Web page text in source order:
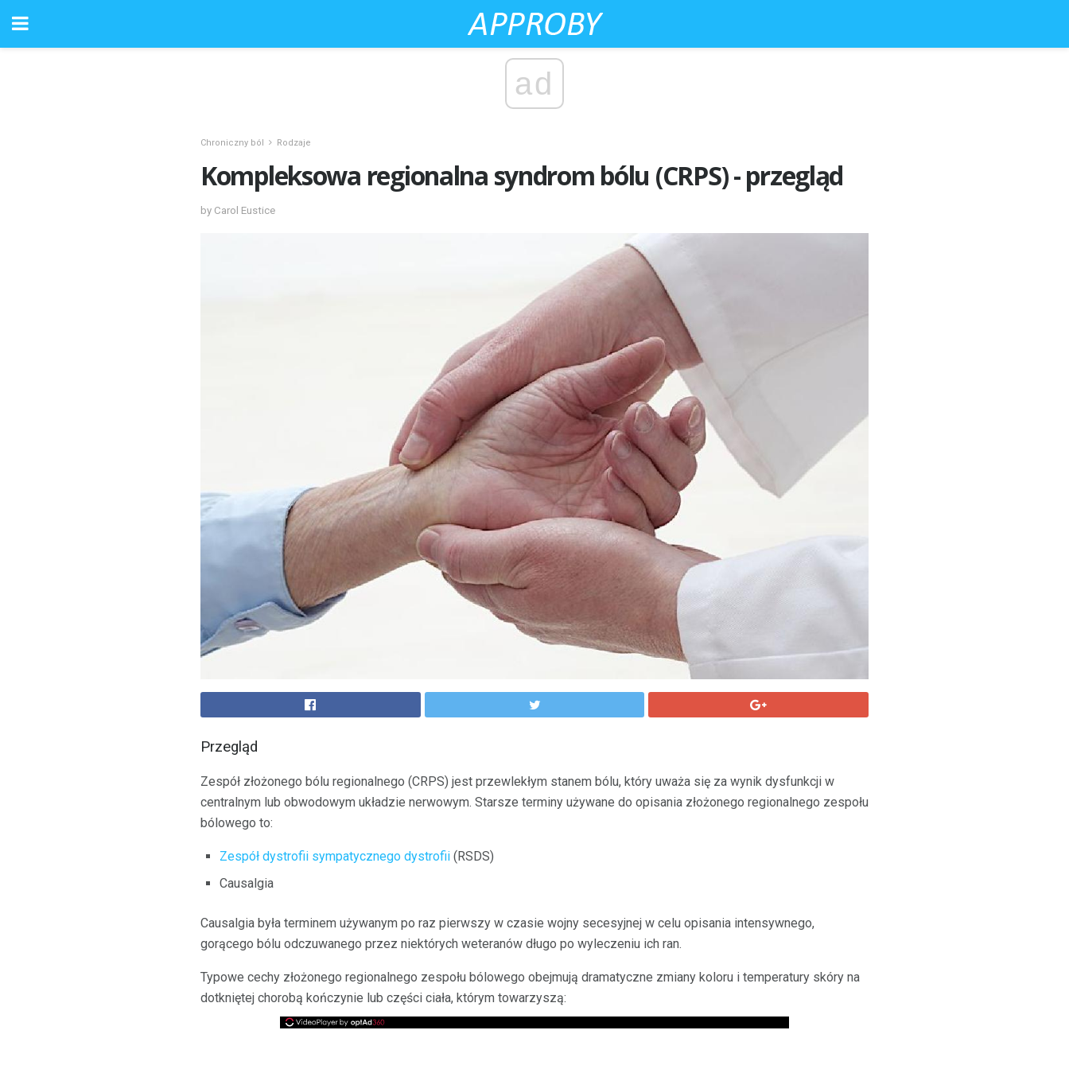
ad
Chroniczny ból Rodzaje
Kompleksowa regionalna syndrom bólu (CRPS) - przegląd
by Carol Eustice
Przegląd
Zespół złożonego bólu regionalnego (CRPS) jest przewlekłym stanem bólu, który uważa się za wynik dysfunkcji w
centralnym lub obwodowym układzie nerwowym. Starsze terminy używane do opisania złożonego regionalnego zespołu
bólowego to:
Zespół dystrofii sympatycznego dystrofii (RSDS)
Causalgia
Causalgia była terminem używanym po raz pierwszy w czasie wojny secesyjnej w celu opisania intensywnego,
gorącego bólu odczuwanego przez niektórych weteranów długo po wyleczeniu ich ran.
Typowe cechy złożonego regionalnego zespołu bólowego obejmują dramatyczne zmiany koloru i temperatury skóry na
dotkniętej chorobą kończynie lub części ciała, którym towarzyszą: